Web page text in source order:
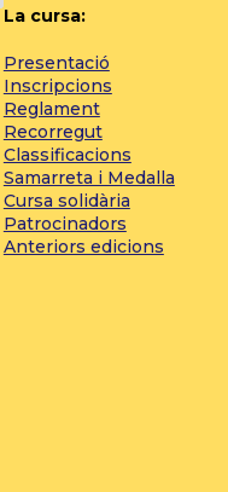
La cursa:
Presentació
Inscripcions
Reglament
Recorregut
Classificacions
Samarreta i Medalla
Cursa solidària
Patrocinadors
Anteriors edicions